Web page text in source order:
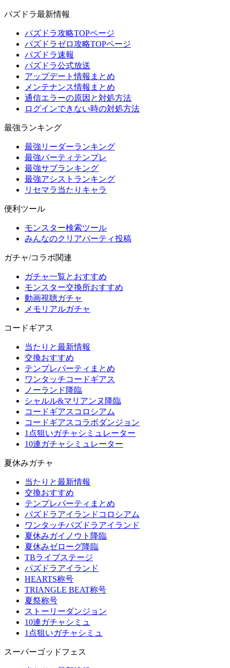
パズドラ最新情報
パズドラ攻略TOPページ
パズドラゼロ攻略TOPページ
パズドラ速報
パズドラ公式放送
アップデート情報まとめ
メンテナンス情報まとめ
通信エラーの原因と対処方法
ログインできない時の対処方法
最強ランキング
最強リーダーランキング
最強パーティテンプレ
最強サブランキング
最強アシストランキング
リセマラ当たりキャラ
便利ツール
モンスター検索ツール
みんなのクリアパーティ投稿
ガチャ/コラボ関連
ガチャ一覧とおすすめ
モンスター交換所おすすめ
動画視聴ガチャ
メモリアルガチャ
コードギアス
当たりと最新情報
交換おすすめ
テンプレパーティまとめ
ワンタッチコードギアス
ノーランド降臨
シャルル&マリアンヌ降臨
コードギアスコロシアム
コードギアスコラボダンジョン
1点狙いガチャシミュレーター
10連ガチャシミュレーター
夏休みガチャ
当たりと最新情報
交換おすすめ
テンプレパーティまとめ
パズドラアイランドコロシアム
ワンタッチパズドラアイランド
夏休みガイノウト降臨
夏休みゼローグ降臨
TBライブステージ
パズドラアイランド
HEARTS称号
TRIANGLE BEAT称号
夏祭称号
ストーリーダンジョン
10連ガチャシミュ
1点狙いガチャシミュ
スーパーゴッドフェス